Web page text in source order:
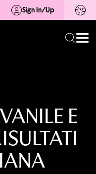
Sign In/Up
E